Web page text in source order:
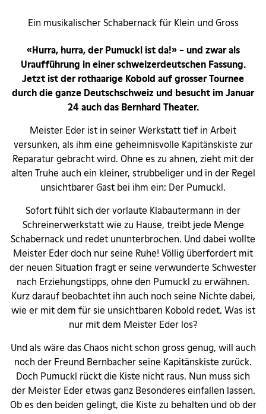
Ein musikalischer Schabernack für Klein und Gross
«Hurra, hurra, der Pumuckl ist da!» - und zwar als
Uraufführung in einer schweizerdeutschen Fassung.
Jetzt ist der rothaarige Kobold auf grosser Tournee
durch die ganze Deutschschweiz und besucht im Januar
24 auch das Bernhard Theater.
Meister Eder ist in seiner Werkstatt tief in Arbeit
versunken, als ihm eine geheimnisvolle Kapitänskiste zur
Reparatur gebracht wird. Ohne es zu ahnen, zieht mit der
alten Truhe auch ein kleiner, strubbeliger und in der Regel
unsichtbarer Gast bei ihm ein: Der Pumuckl.
Sofort fühlt sich der vorlaute Klabautermann in der
Schreinerwerkstatt wie zu Hause, treibt jede Menge
Schabernack und redet ununterbrochen. Und dabei wollte
Meister Eder doch nur seine Ruhe! Völlig überfordert mit
der neuen Situation fragt er seine verwunderte Schwester
nach Erziehungstipps, ohne den Pumuckl zu erwähnen.
Kurz darauf beobachtet ihn auch noch seine Nichte dabei,
wie er mit dem für sie unsichtbaren Kobold redet. Was ist
nur mit dem Meister Eder los?
Und als wäre das Chaos nicht schon gross genug, will auch
noch der Freund Bernbacher seine Kapitänskiste zurück.
Doch Pumuckl rückt die Kiste nicht raus. Nun muss sich
der Meister Eder etwas ganz Besonderes einfallen lassen.
Ob es den beiden gelingt, die Kiste zu behalten und ob der